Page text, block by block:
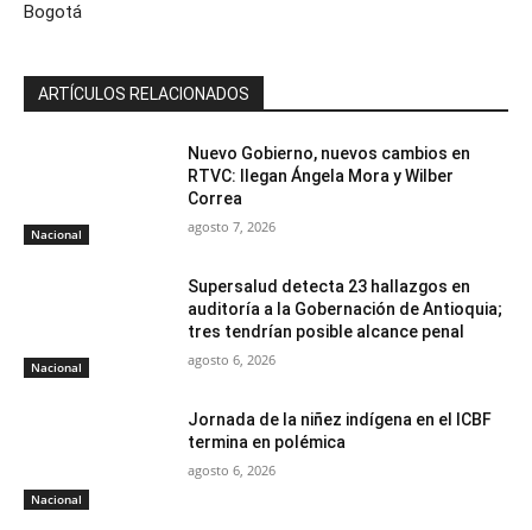
Bogotá
ARTÍCULOS RELACIONADOS
Nacional
Nuevo Gobierno, nuevos cambios en
RTVC: llegan Ángela Mora y Wilber
Correa
agosto 7, 2026
Nacional
Supersalud detecta 23 hallazgos en
auditoría a la Gobernación de Antioquia;
tres tendrían posible alcance penal
agosto 6, 2026
Nacional
Jornada de la niñez indígena en el ICBF
termina en polémica
agosto 6, 2026